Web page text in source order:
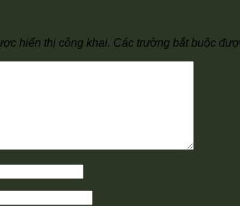
hiển thị công khai. Các trường bắt buộc